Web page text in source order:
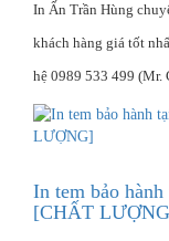
In Ấn Trần Hùng
khách hàng giá tốt
hệ 0989 533 499 (Mr.
In tem bảo
[CHẤT